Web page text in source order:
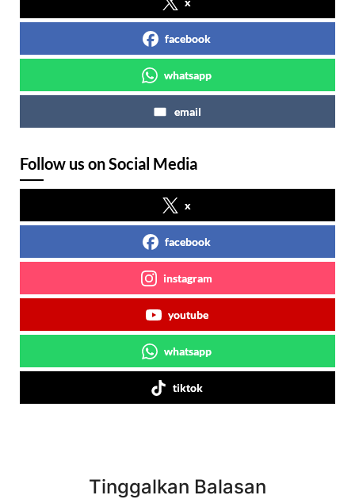
facebook
whatsapp
email
Follow us on Social Media
x
facebook
instagram
youtube
whatsapp
tiktok
Tinggalkan Balasan